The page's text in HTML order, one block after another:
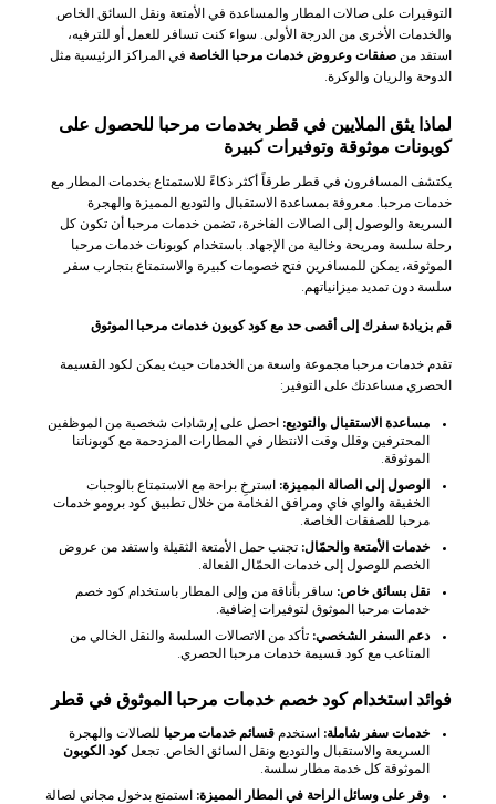
التوفيرات على صالات المطار والمساعدة في الأمتعة ونقل السائق الخاص
والخدمات الأخرى من الدرجة الأولى. سواء كنت تسافر للعمل أو للترفيه،
استفد من صفقات وعروض خدمات مرحبا الخاصة في المراكز الرئيسية مثل
الدوحة والريان والوكرة.
لماذا يثق الملايين في قطر بخدمات مرحبا للحصول على
كوبونات موثوقة وتوفيرات كبيرة
يكتشف المسافرون في قطر طرقاً أكثر ذكاءً للاستمتاع بخدمات المطار مع
خدمات مرحبا. معروفة بمساعدة الاستقبال والتوديع المميزة والهجرة
السريعة والوصول إلى الصالات الفاخرة، تضمن خدمات مرحبا أن تكون كل
رحلة سلسة ومريحة وخالية من الإجهاد. باستخدام كوبونات خدمات مرحبا
الموثوقة، يمكن للمسافرين فتح خصومات كبيرة والاستمتاع بتجارب سفر
سلسة دون تمديد ميزانياتهم.
قم بزيادة سفرك إلى أقصى حد مع كود كوبون خدمات مرحبا الموثوق
تقدم خدمات مرحبا مجموعة واسعة من الخدمات حيث يمكن لكود القسيمة
الحصري مساعدتك على التوفير:
مساعدة الاستقبال والتوديع: احصل على إرشادات شخصية من الموظفين
المحترفين وقلل وقت الانتظار في المطارات المزدحمة مع كوبوناتنا
الموثوقة.
الوصول إلى الصالة المميزة: استرخِ براحة مع الاستمتاع بالوجبات
الخفيفة والواي فاي ومرافق الفخامة من خلال تطبيق كود برومو خدمات
مرحبا للصفقات الخاصة.
خدمات الأمتعة والحمّال: تجنب حمل الأمتعة الثقيلة واستفد من عروض
الخصم للوصول إلى خدمات الحمّال الفعالة.
نقل بسائق خاص: سافر بأناقة من وإلى المطار باستخدام كود خصم
خدمات مرحبا الموثوق لتوفيرات إضافية.
دعم السفر الشخصي: تأكد من الاتصالات السلسة والنقل الخالي من
المتاعب مع كود قسيمة خدمات مرحبا الحصري.
فوائد استخدام كود خصم خدمات مرحبا الموثوق في قطر
خدمات سفر شاملة: استخدم قسائم خدمات مرحبا للصالات والهجرة
السريعة والاستقبال والتوديع ونقل السائق الخاص. تجعلكود الكوبون
الموثوقة كل خدمة مطار سلسة.
وفر على وسائل الراحة في المطار المميزة: استمتع بدخول مجاني لصالة